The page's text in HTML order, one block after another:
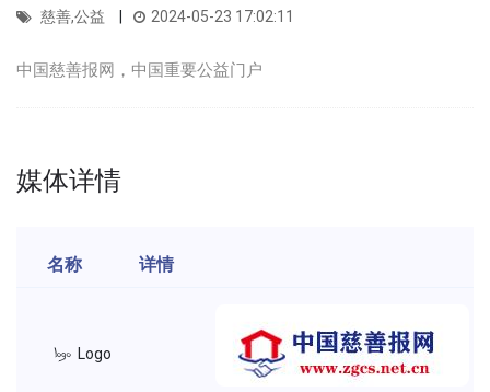
慈善,公益 2024-05-23 17:02:11
中国慈善报网，中国重要公益门户
媒体详情
名称 详情
Logo